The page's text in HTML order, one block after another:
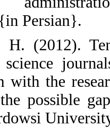
University. {in
33. Moridi, H.
educational
coordination
to identify the
thesis of